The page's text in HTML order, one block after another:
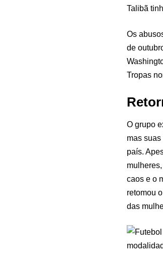
Talibã
Os
de
Tropas
O grupo
mas
país.
caos e o
retomou
das